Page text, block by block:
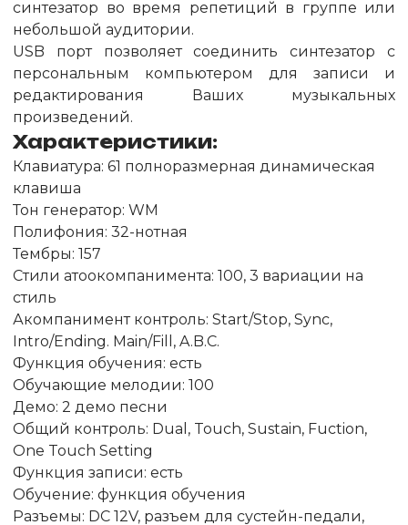
синтезатор во время репетиций в группе или
небольшой аудитории.
USB порт позволяет соединить синтезатор с
персональным компьютером для записи и
редактирования Ваших музыкальных
произведений.
Характеристики:
Клавиатура: 61 полноразмерная динамическая
клавиша
Тон генератор: WM
Полифония: 32-нотная
Тембры: 157
Стили атоокомпанимента: 100, 3 вариации на
стиль
Акомпанимент контроль: Start/Stop, Sync,
Intro/Ending. Main/Fill, A.B.C.
Функция обучения: есть
Обучающие мелодии: 100
Демо: 2 демо песни
Общий контроль: Dual, Touch, Sustain, Fuction,
One Touch Setting
Функция записи: есть
Обучение: функция обучения
Разъемы: DC 12V, разъем для сустейн-педали,